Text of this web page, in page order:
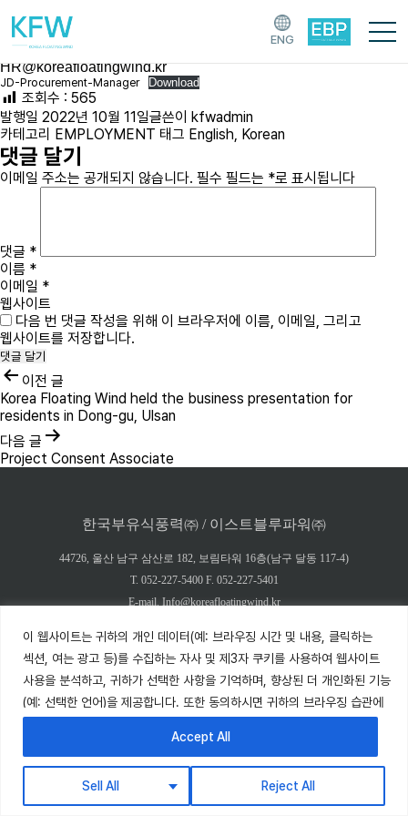
이 웹사이트는 귀하의 개인 데이터(예: 브라우징 시간 및 내용, 클릭하는
섹션, 여는 광고 등)를 수집하는 자사 및 제3자 쿠키를 사용하여 웹사이트
사용을 분석하고, 귀하가 선택한 사항을 기억하며, 향상된 더 개인화된 기능
(예: 선택한 언어)을 제공합니다. 또한 동의하시면 귀하의 브라우징 습관에
데이터는 6개월 동안 보관됩니다. 쿠키를 거부할 권리가 있으나, 일부
웹사이트 기능이 제한될 수 있습니다.쿠키 정책을 참조하세요.
↓ English descriptions are below ↓
Accept All
Reject All
Sell All
ENG
Procurement Manager – closed
Please refer to the attached PDF file.
Please send your CV in Korean and English to
HR@koreafloatingwind.kr
JD-Procurement-Manager Download
조회수 : 565
발행일 2022년 10월 11일글쓴이 kfwadmin
카테고리 EMPLOYMENT 태그 English Korean
댓글 달기
이메일 주소는 공개되지 않습니다. 필수 필드는 *로 표시됩니다
댓글 *
이름 *
이메일 *
웹사이트
다음 번 댓글 작성을 위해 이 브라우저에 이름, 이메일, 그리고
웹사이트를 저장합니다.
이전 글
Korea Floating Wind held the business presentation for
residents in Dong-gu, Ulsan
다음 글
Project Consent Associate
한국부유식풍력㈜ / 이스트블루파워㈜
44726, 울산 남구 삼산로 182, 보림타워 16층(남구 달동 117-4)
T. 052-227-5400 F. 052-227-5401
E-mail. Info@koreafloatingwind.kr
© Copyrights KOREA FLOATING WIND Power Co., Ltd. All rights reserved.